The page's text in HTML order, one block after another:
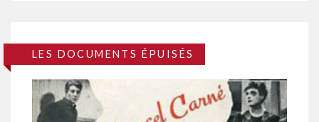
LES DOCUMENTS ÉPUISÉS